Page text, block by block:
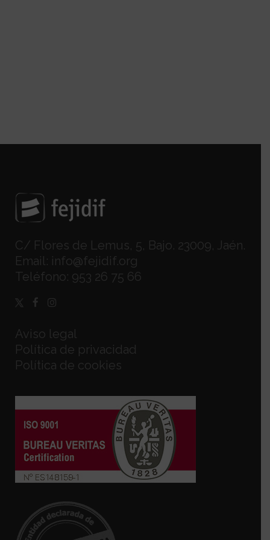
C/ Flores de Lemus, 5, Bajo. 23009, Jaén.
Email: info@fejidif.org
Teléfono: 953 26 75 66
Aviso legal
Política de privacidad
Política de cookies